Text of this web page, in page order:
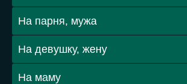
На парня, мужа
На девушку, жену
На маму